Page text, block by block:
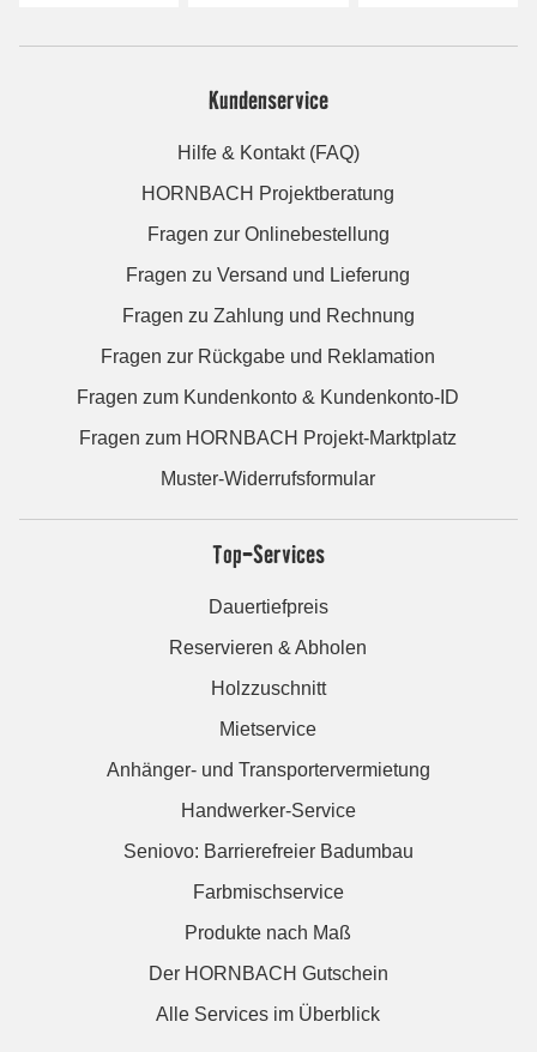
Kundenservice
Hilfe & Kontakt (FAQ)
HORNBACH Projektberatung
Fragen zur Onlinebestellung
Fragen zu Versand und Lieferung
Fragen zu Zahlung und Rechnung
Fragen zur Rückgabe und Reklamation
Fragen zum Kundenkonto & Kundenkonto-ID
Fragen zum HORNBACH Projekt-Marktplatz
Muster-Widerrufsformular
Top-Services
Dauertiefpreis
Reservieren & Abholen
Holzzuschnitt
Mietservice
Anhänger- und Transportervermietung
Handwerker-Service
Seniovo: Barrierefreier Badumbau
Farbmischservice
Produkte nach Maß
Der HORNBACH Gutschein
Alle Services im Überblick